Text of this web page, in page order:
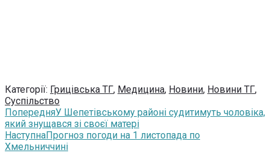
Категорії: Грицівська ТГ, Медицина, Новини, Новини ТГ,
Суспільство
ПопередняУ Шепетівському районі судитимуть чоловіка,
який знущався зі своєї матері
НаступнаПрогноз погоди на 1 листопада по
Хмельниччині